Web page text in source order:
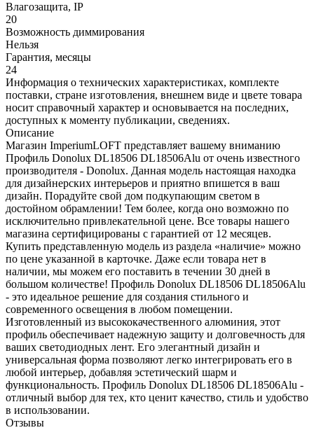
Влагозащита, IP
20
Возможность диммирования
Нельзя
Гарантия, месяцы
24
Информация о технических характеристиках, комплекте
поставки, стране изготовления, внешнем виде и цвете товара
носит справочный характер и основывается на последних,
доступных к моменту публикации, сведениях.
Описание
Магазин ImperiumLOFT представляет вашему вниманию
Профиль Donolux DL18506 DL18506Alu от очень известного
производителя - Donolux. Данная модель настоящая находка
для дизайнерских интерьеров и приятно впишется в ваш
дизайн. Порадуйте свой дом подкупающим светом в
достойном обрамлении! Тем более, когда оно возможно по
исключительно привлекательной цене. Все товары нашего
магазина сертифицированы с гарантией от 12 месяцев.
Купить представленную модель из раздела «наличие» можно
по цене указанной в карточке. Даже если товара нет в
наличии, мы можем его поставить в течении 30 дней в
большом количестве! Профиль Donolux DL18506 DL18506Alu
- это идеальное решение для создания стильного и
современного освещения в любом помещении.
Изготовленный из высококачественного алюминия, этот
профиль обеспечивает надежную защиту и долговечность для
ваших светодиодных лент. Его элегантный дизайн и
универсальная форма позволяют легко интегрировать его в
любой интерьер, добавляя эстетический шарм и
функциональность. Профиль Donolux DL18506 DL18506Alu -
отличный выбор для тех, кто ценит качество, стиль и удобство
в использовании.
Отзывы